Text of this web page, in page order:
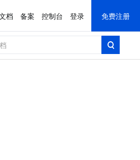
档 备案 控制台 登录 免费注册